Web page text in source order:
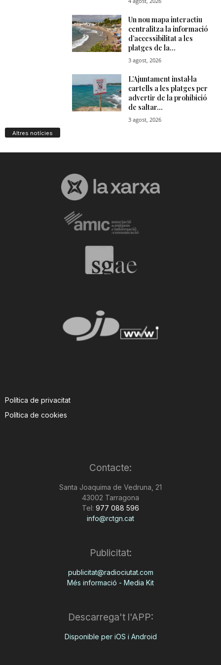
Altres notícies
Política de privacitat
Política de cookies
Contacte:
Santa Joaquima de Vedruna, 21
43002 Tarragona
Tel: 977 088 596
info@rctgn.cat
Publicitat:
publicitat@radiociutat.com
Més informació - Media Kit
Descarrega't l'APP:
Disponible per iOS i Android